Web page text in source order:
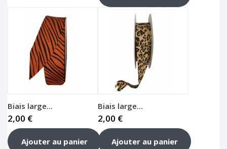
Biais large...
2,00 €
Ajouter au panier
Biais large...
2,00 €
Ajouter au panier